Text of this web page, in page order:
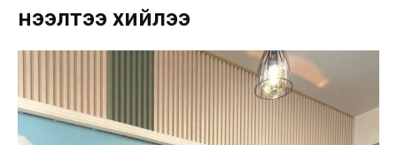
нээлтээ хийлээ